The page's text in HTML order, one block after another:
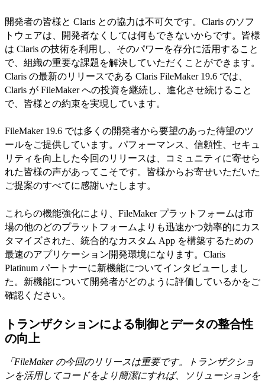
開発者の皆様と Claris との協力は不可欠です。Claris のソフ
トウェアは、開発者なくしては何もできないからです。皆様
は Claris の技術を利用し、そのパワーを存分に活用すること
で、組織の重要な課題を解決していただくことができます。
Claris の最新のリリースである Claris FileMaker 19.6 では、
Claris が FileMaker への投資を継続し、進化させ続けること
で、皆様との約束を実現しています。
FileMaker 19.6 では多くの開発者から要望のあった待望のツ
ールをご提供しています。パフォーマンス、信頼性、セキュ
リティを向上した今回のリリースは、コミュニティに寄せら
れた皆様の声があってこそです。皆様からお寄せいただいた
ご提案のすべてに感謝いたします。
これらの機能強化により、FileMaker プラットフォームは市
場の他のどのプラットフォームよりも迅速かつ効率的にカス
タマイズされた、統合的なカスタム App を構築するための
最速のアプリケーション開発環境になります。Claris
Platinum パートナーに新機能についてインタビューしまし
た。新機能について開発者がどのように評価しているかをご
確認ください。
トランザクションによる制御とデータの整合性
の向上
「FileMaker の今回のリリースは重要です。トランザクショ
ンを活用してコードをより簡潔にすれば、ソリューションを